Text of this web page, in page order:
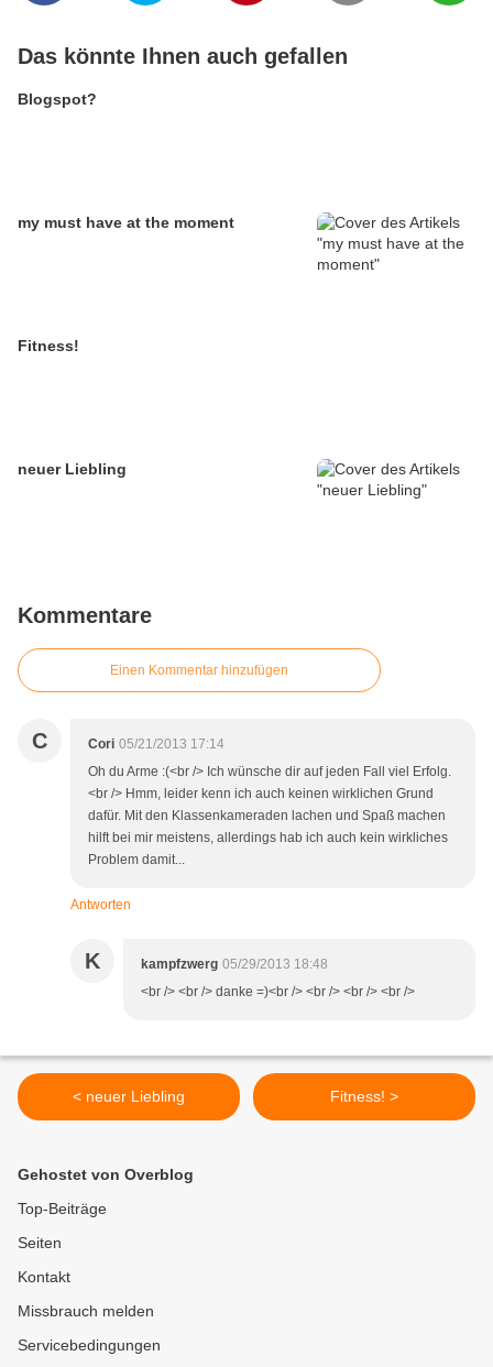
Das könnte Ihnen auch gefallen
Blogspot?
my must have at the moment
Fitness!
neuer Liebling
Kommentare
Einen Kommentar hinzufügen
C Cori 05/21/2013 17:14
Oh du Arme :(<br /> Ich wünsche dir auf jeden Fall viel Erfolg.
<br /> Hmm, leider kenn ich auch keinen wirklichen Grund
dafür. Mit den Klassenkameraden lachen und Spaß machen
hilft bei mir meistens, allerdings hab ich auch kein wirkliches
Problem damit...
Antworten
K kampfzwerg 05/29/2013 18:48
<br /> <br /> danke =)<br /> <br /> <br /> <br />
< neuer Liebling Fitness! >
Gehostet von Overblog
Top-Beiträge
Seiten
Kontakt
Missbrauch melden
Servicebedingungen